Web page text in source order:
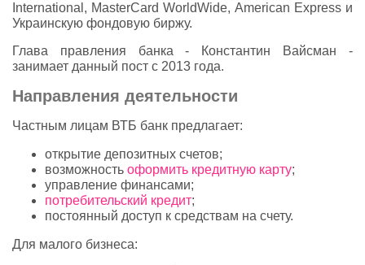
International, MasterCard WorldWide, American Express и
Украинскую фондовую биржу.
Глава правления банка - Константин Вайсман -
занимает данный пост с 2013 года.
Направления деятельности
Частным лицам ВТБ банк предлагает:
открытие депозитных счетов;
возможность оформить кредитную карту;
управление финансами;
потребительский кредит;
постоянный доступ к средствам на счету.
Для малого бизнеса: